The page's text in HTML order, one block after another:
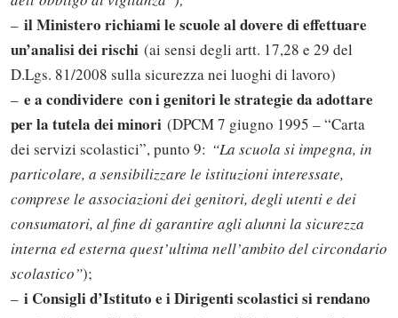
– il Ministero richiami le scuole al dovere di effettuare
un’analisi dei rischi (ai sensi degli artt. 17,28 e 29 del
D.Lgs. 81/2008 sulla sicurezza nei luoghi di lavoro)
– e a condividere con i genitori le strategie da adottare
per la tutela dei minori (DPCM 7 giugno 1995 – “Carta
dei servizi scolastici”, punto 9: “La scuola si impegna, in
particolare, a sensibilizzare le istituzioni interessate,
comprese le associazioni dei genitori, degli utenti e dei
consumatori, al fine di garantire agli alunni la sicurezza
interna ed esterna quest’ultima nell’ambito del circondario
scolastico”);
– i Consigli d’Istituto e i Dirigenti scolastici si rendano